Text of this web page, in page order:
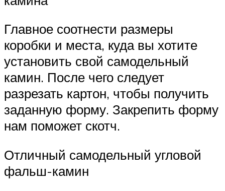
Главное соотнести размеры
коробки и места, куда вы хотите
установить свой самодельный
камин. После чего следует
разрезать картон, чтобы получить
заданную форму. Закрепить форму
нам поможет скотч.
Отличный самодельный угловой
фальш-камин